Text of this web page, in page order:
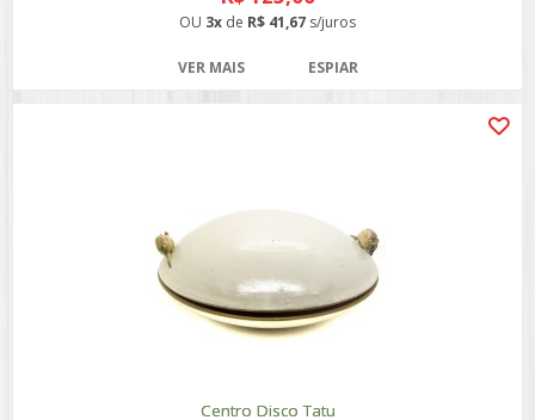
OU 3x de R$ 41,67 s/juros
VER MAIS ESPIAR
Centro Disco Tatu